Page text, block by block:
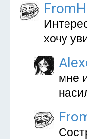
хочу
мне